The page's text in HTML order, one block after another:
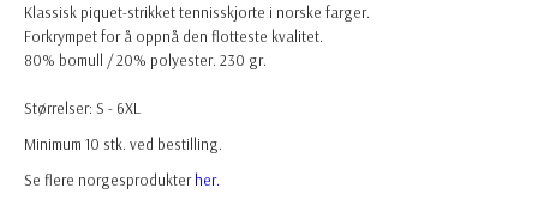
Klassisk piquet-strikket tennisskjorte i norske farger.
Forkrympet for å oppnå den flotteste kvalitet.
80% bomull / 20% polyester. 230 gr.
Størrelser: S - 6XL
Minimum 10 stk. ved bestilling.
Se flere norgesprodukterher.